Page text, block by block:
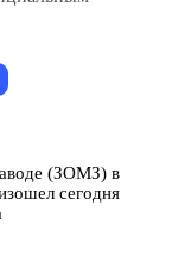
(ЗОМЗ) в
сегодня